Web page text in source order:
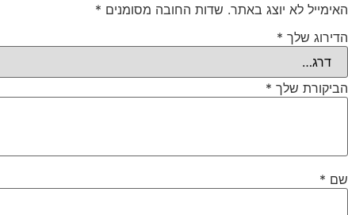
האימייל לא יוצג באתר. שדות החובה מסומנים *
הדירוג שלך *
הביקורת שלך *
שם *